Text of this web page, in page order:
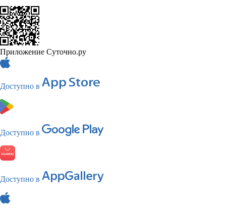
Приложение Суточно.ру
Доступно в
Доступно в
Доступно в